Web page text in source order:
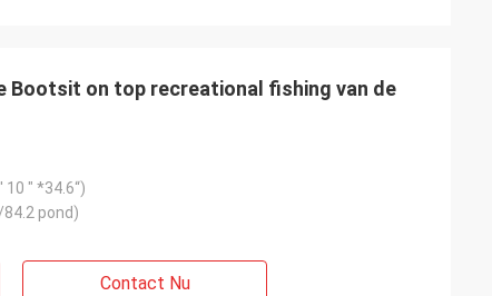
Bootsit on top recreational fishing van de
" *34.6“)
pond)
Contact Nu